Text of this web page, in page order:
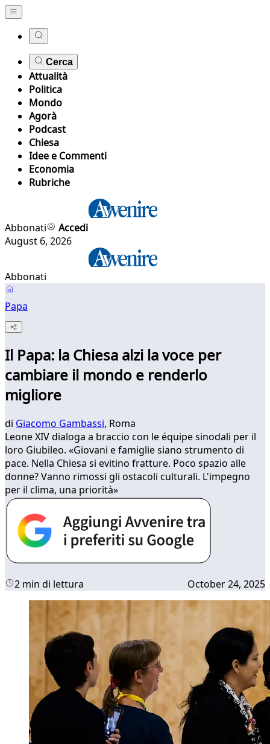
Cerca
Attualità
Politica
Mondo
Agorà
Podcast
Chiesa
Idee e Commenti
Economia
Rubriche
Abbonati
Accedi
August 6, 2026
Abbonati
Papa
Il Papa: la Chiesa alzi la voce per
cambiare il mondo e renderlo
migliore
di Giacomo Gambassi, Roma
Leone XIV dialoga a braccio con le équipe sinodali per il
loro Giubileo. «Giovani e famiglie siano strumento di
pace. Nella Chiesa si evitino fratture. Poco spazio alle
donne? Vanno rimossi gli ostacoli culturali. L'impegno
per il clima, una priorità»
2 min di lettura October 24, 2025